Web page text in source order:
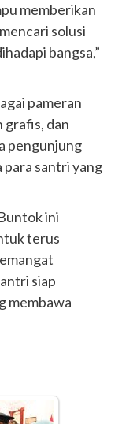
memberikan
solusi
bangsa,”
pameran
grafis, dan
pengunjung
para santri yang
ini
terus
siap
membawa